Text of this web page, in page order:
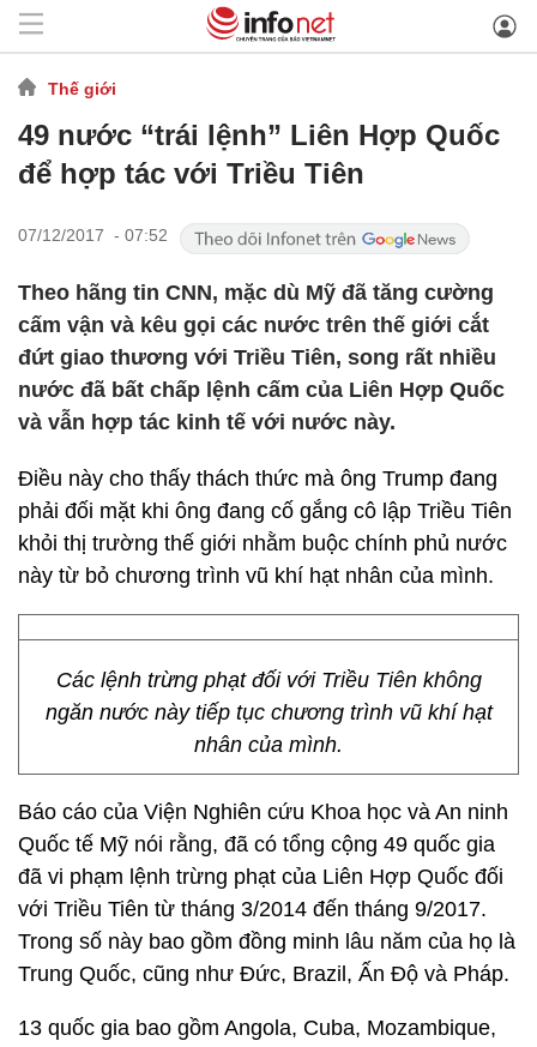
Thế giới
49 nước “trái lệnh” Liên Hợp Quốc
để hợp tác với Triều Tiên
07/12/2017 - 07:52
Theo hãng tin CNN, mặc dù Mỹ đã tăng cường
cấm vận và kêu gọi các nước trên thế giới cắt
đứt giao thương với Triều Tiên, song rất nhiều
nước đã bất chấp lệnh cấm của Liên Hợp Quốc
và vẫn hợp tác kinh tế với nước này.
Điều này cho thấy thách thức mà ông Trump đang
phải đối mặt khi ông đang cố gắng cô lập Triều Tiên
khỏi thị trường thế giới nhằm buộc chính phủ nước
này từ bỏ chương trình vũ khí hạt nhân của mình.
Các lệnh trừng phạt đối với Triều Tiên không
ngăn nước này tiếp tục chương trình vũ khí hạt
nhân của mình.
Báo cáo của Viện Nghiên cứu Khoa học và An ninh
Quốc tế Mỹ nói rằng, đã có tổng cộng 49 quốc gia
đã vi phạm lệnh trừng phạt của Liên Hợp Quốc đối
với Triều Tiên từ tháng 3/2014 đến tháng 9/2017.
Trong số này bao gồm đồng minh lâu năm của họ là
Trung Quốc, cũng như Đức, Brazil, Ấn Độ và Pháp.
13 quốc gia bao gồm Angola, Cuba, Mozambique,